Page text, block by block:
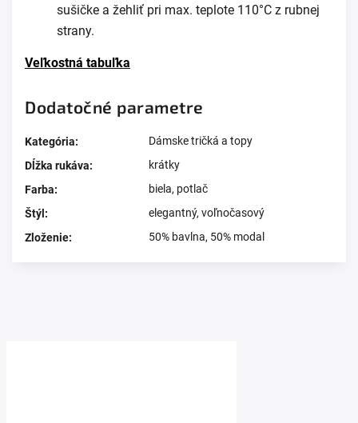
sušičke a žehliť pri max. teplote 110°C z rubnej
strany.
Veľkostná tabuľka
Dodatočné parametre
Kategória:
Dámske tričká a topy
Dĺžka rukáva:
krátky
Farba: biela, potlač
Štýl : elegantný, voľnočasový
Zloženie: 50% bavlna, 50% modal